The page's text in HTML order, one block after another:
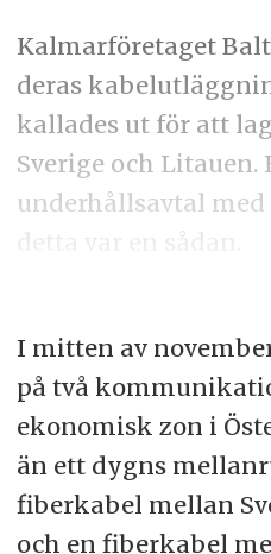
Kalmarföretaget
deras
kallades ut för att
Sverige och Litauen.
underhållsavtal
I mitten av
på två
ekonomisk zon i
än ett dygns
fiberkabel mellan
och en fiberkabel